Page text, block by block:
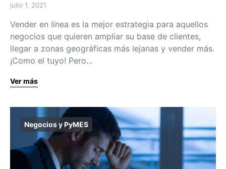
julio 1, 2021
Vender en línea es la mejor estrategia para aquellos
negocios que quieren ampliar su base de clientes,
llegar a zonas geográficas más lejanas y vender más.
¡Como el tuyo! Pero…
Ver más
Negocios y PyMES